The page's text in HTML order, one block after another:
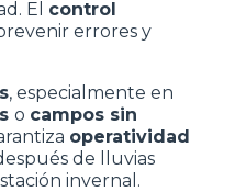
El control
errores y
, especialmente en
o campos sin
operatividad
de lluvias
invernal.